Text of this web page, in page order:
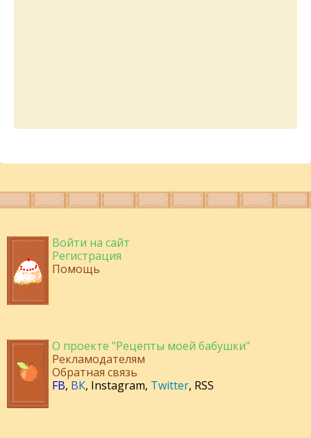
Войти на сайт
Регистрация
Помощь
О проекте "Рецепты моей бабушки"
Рекламодателям
Обратная связь
FB, ВК, Instagram, Twitter, RSS